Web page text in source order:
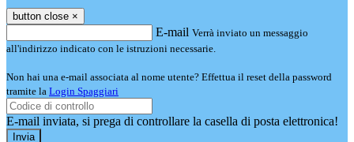
button close ×
E-mail Verrà inviato un messaggio
all'indirizzo indicato con le istruzioni necessarie.
Non hai una e-mail associata al nome utente? Effettua il reset della password
tramite la Login Spaggiari
E-mail inviata, si prega di controllare la casella di posta elettronica!